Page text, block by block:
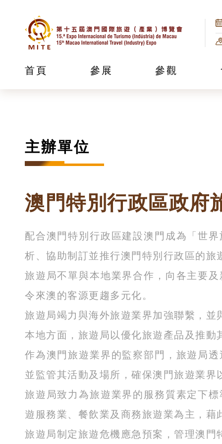
首頁 參展 參觀
主辦單位
澳門特別行政區政府
配合澳門特別行政區建設澳門成為「世
析、協助制訂並推行澳門特別行政區的
旅遊局不單與本地業界合作，向各主要
令來澳的客源更趨多元化。
旅遊局竭力與海外旅遊業界加強聯繫，
本地方面，旅遊局以優化旅遊產品及推
作為澳門旅遊業界的監察部門，旅遊局
並監管其活動及場所，確保澳門旅遊業
旅遊局致力為旅遊業界的服務質素定下
遊服務業、餐飲業及商務旅遊業為主，
旅遊局制定旅遊危機應急預案，管理澳